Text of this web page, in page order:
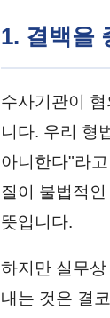
1. 결백을
수사기관이
니다. 우리 형
아니한다"라
질이 불법적
뜻입니다.
하지만 실무
내는 것은 결